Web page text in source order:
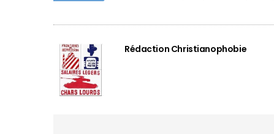
Rédaction Christianophobie